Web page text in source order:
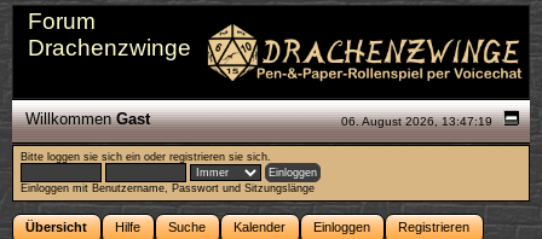
Forum
Drachenzwinge
06. August 2026, 13:47:19
WillkommenGast
Bitte loggen sie sich ein oderregistrieren sie sich.
Einloggen mit Benutzername, Passwort und Sitzungslänge
Übersicht Hilfe Suche Kalender Einloggen Registrieren